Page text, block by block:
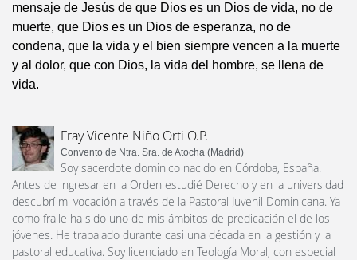
mensaje de Jesús de que Dios es un Dios de vida, no de
muerte, que Dios es un Dios de esperanza, no de
condena, que la vida y el bien siempre vencen a la muerte
y al dolor, que con Dios, la vida del hombre, se llena de
vida.
Fray Vicente Niño Orti O.P.
Convento de Ntra. Sra. de Atocha (Madrid)
Soy sacerdote dominico nacido en Córdoba, España.
Antes de ingresar en la Orden estudié Derecho y en la universidad
descubrí mi vocación a través de la Pastoral Juvenil Dominicana. Ya
como fraile ha sido uno de mis ámbitos de predicación el de los
jóvenes. He trabajado durante casi una década en la gestión y la
pastoral educativa. Soy licenciado en Teología Moral, con especial